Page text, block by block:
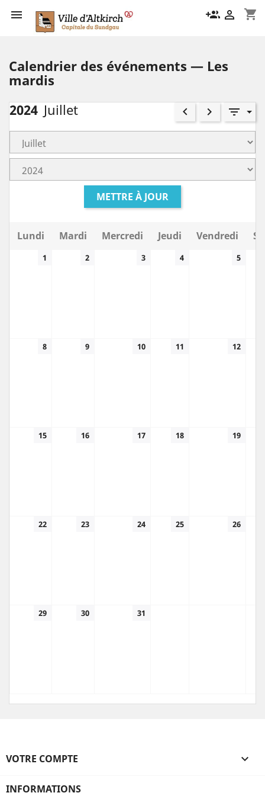
 shopping_cart
group_add 
Calendrier des événements — Les
mardis
2024 Juillet keyboard_arrow_left keyboard_arrow_right filter_list
METTRE À JOUR
Lundi Mardi Mercredi Jeudi Vendredi
1 2 3 4 5
8 9 10 11 12
15 16 17 18 19
22 23 24 25 26
29 30 31
VOTRE COMPTE 
INFORMATIONS